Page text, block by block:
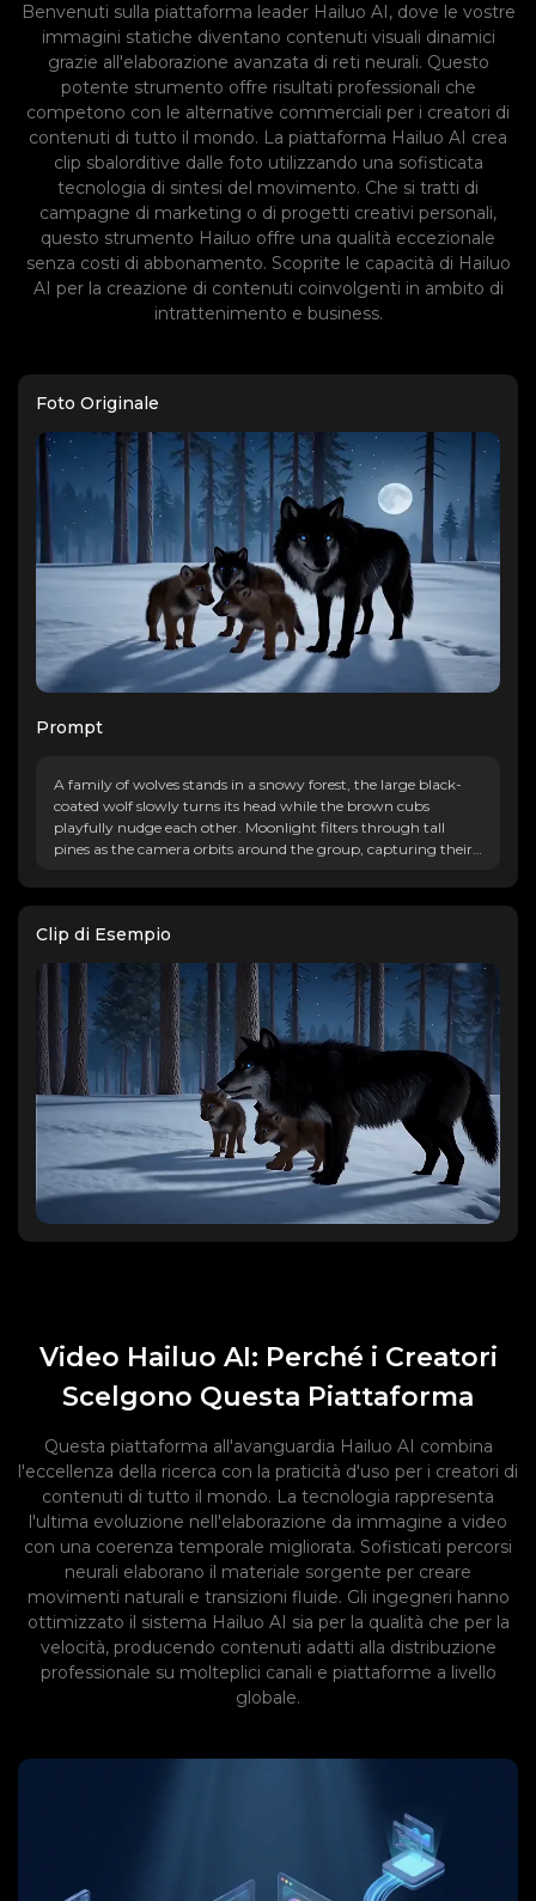
Benvenuti sulla piattaforma leader Hailuo AI, dove le vostre
immagini statiche diventano contenuti visuali dinamici
grazie all'elaborazione avanzata di reti neurali. Questo
potente strumento offre risultati professionali che
competono con le alternative commerciali per i creatori di
contenuti di tutto il mondo. La piattaforma Hailuo AI crea
clip sbalorditive dalle foto utilizzando una sofisticata
tecnologia di sintesi del movimento. Che si tratti di
campagne di marketing o di progetti creativi personali,
questo strumento Hailuo offre una qualità eccezionale
senza costi di abbonamento. Scoprite le capacità di Hailuo
AI per la creazione di contenuti coinvolgenti in ambito di
intrattenimento e business.
Foto Originale
Prompt
A family of wolves stands in a snowy forest, the large black-
coated wolf slowly turns its head while the brown cubs
playfully nudge each other. Moonlight filters through tall
pines as the camera orbits around the group, capturing their
serene atmosphere.
Clip di Esempio
Video Hailuo AI: Perché i Creatori
Scelgono Questa Piattaforma
Questa piattaforma all'avanguardia Hailuo AI combina
l'eccellenza della ricerca con la praticità d'uso per i creatori di
contenuti di tutto il mondo. La tecnologia rappresenta
l'ultima evoluzione nell'elaborazione da immagine a video
con una coerenza temporale migliorata. Sofisticati percorsi
neurali elaborano il materiale sorgente per creare
movimenti naturali e transizioni fluide. Gli ingegneri hanno
ottimizzato il sistema Hailuo AI sia per la qualità che per la
velocità, producendo contenuti adatti alla distribuzione
professionale su molteplici canali e piattaforme a livello
globale.